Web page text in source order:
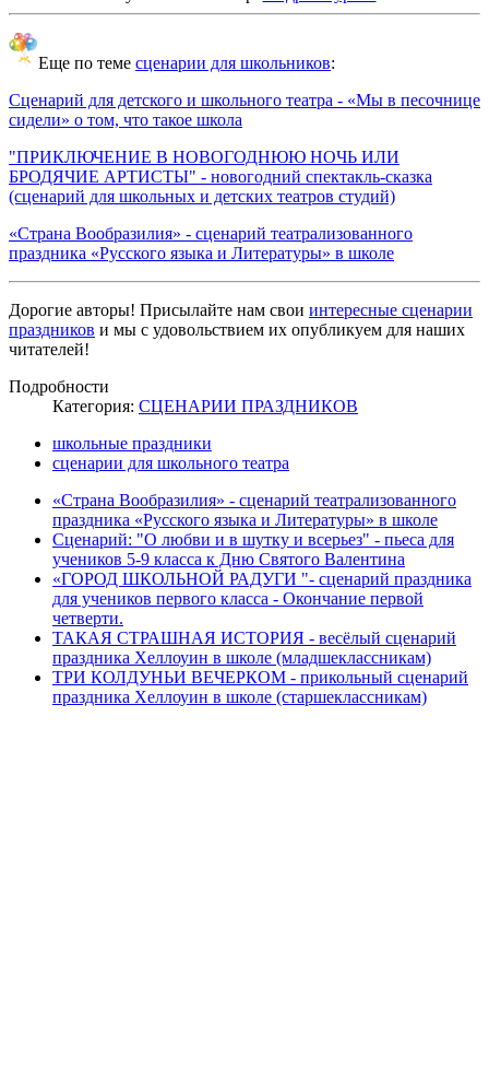
Еще по теме сценарии для школьников:
Сценарий для детского и школьного театра - «Мы в песочнице
сидели» о том, что такое школа
"ПРИКЛЮЧЕНИЕ В НОВОГОДНЮЮ НОЧЬ ИЛИ
БРОДЯЧИЕ АРТИСТЫ" - новогодний спектакль-сказка
(сценарий для школьных и детских театров студий)
«Страна Вообразилия» - сценарий театрализованного
праздника «Русского языка и Литературы» в школе
Дорогие авторы! Присылайте нам свои интересные сценарии
праздников и мы с удовольствием их опубликуем для наших
читателей!
Подробности
Категория: СЦЕНАРИИ ПРАЗДНИКОВ
школьные праздники
сценарии для школьного театра
«Страна Вообразилия» - сценарий театрализованного
праздника «Русского языка и Литературы» в школе
Сценарий: "О любви и в шутку и всерьез" - пьеса для
учеников 5-9 класса к Дню Святого Валентина
«ГОРОД ШКОЛЬНОЙ РАДУГИ "- сценарий праздника
для учеников первого класса - Окончание первой
четверти.
ТАКАЯ СТРАШНАЯ ИСТОРИЯ - весёлый сценарий
праздника Хеллоуин в школе (младшеклассникам)
ТРИ КОЛДУНЬИ ВЕЧЕРКОМ - прикольный сценарий
праздника Хеллоуин в школе (старшеклассникам)